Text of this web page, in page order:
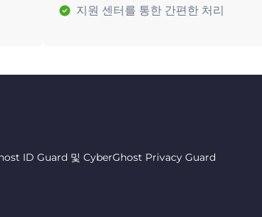
지원 센터를 통한 간편한 처리
ID Guard 및 CyberGhost Privacy Guard